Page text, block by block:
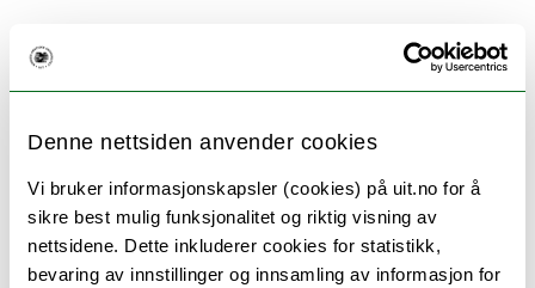
Denne nettsiden anvender cookies
Vi bruker informasjonskapsler (cookies) på uit.no for å
sikre best mulig funksjonalitet og riktig visning av
nettsidene. Dette inkluderer cookies for statistikk,
bevaring av innstillinger og innsamling av informasjon for
ANDRE STUDIER DU KANSKJE VIL LIKE